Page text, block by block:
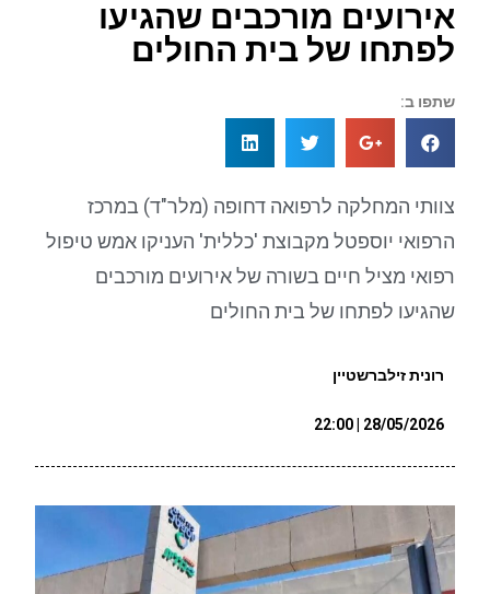
אירועים מורכבים שהגיעו
לפתחו של בית החולים
שתפו ב:
צוותי המחלקה לרפואה דחופה (מלר"ד) במרכז
הרפואי יוספטל מקבוצת 'כללית' העניקו אמש טיפול
רפואי מציל חיים בשורה של אירועים מורכבים
שהגיעו לפתחו של בית החולים
רונית זילברשטיין
28/05/2026 | 22:00